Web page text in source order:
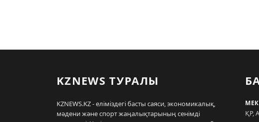
KZNEWS ТУРАЛЫ
KZNEWS.KZ - еліміздегі басты саяси, экономикалық,
мәдени және спорт жаңалықтарының сенімді
ҚР,